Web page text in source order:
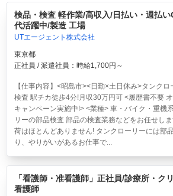
検品・検査 軽作業/高収入/日払い・週払
代活躍中/製造 工場
UTエージェント株式会社
東京都
正社員 / 派遣社員：時給1,700円～
【仕事内容】<昭島市><日勤×土日休み>タンク
検査 駅チカ徒歩4分!月収30万円可 <履歴書不要
キャンペーン実施中!> <業種> 車・バイク・重機
リーの部品検査 部品の検査業務などをお任せし
荷はほとんどありません! タンクローリーには部
り、やりがいがあるお仕事で...
「看護師・准看護師」正社員/診療所・ク
看護師